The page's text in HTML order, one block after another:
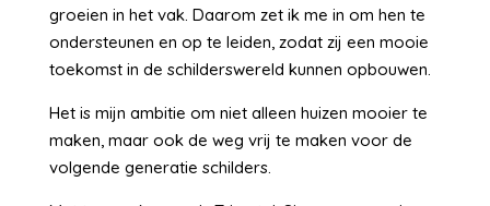
groeien in het vak. Daarom zet ik me in om hen te
ondersteunen en op te leiden, zodat zij een mooie
toekomst in de schilderswereld kunnen opbouwen.
Het is mijn ambitie om niet alleen huizen mooier te
maken, maar ook de weg vrij te maken voor de
volgende generatie schilders.